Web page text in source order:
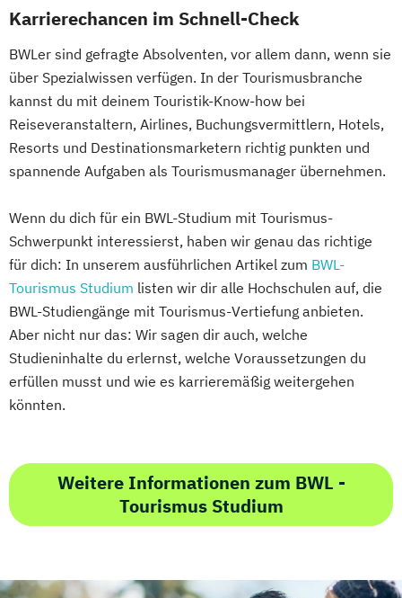
Karrierechancen im Schnell-Check
BWLer sind gefragte Absolventen, vor allem dann, wenn sie
über Spezialwissen verfügen. In der Tourismusbranche
kannst du mit deinem Touristik-Know-how bei
Reiseveranstaltern, Airlines, Buchungsvermittlern, Hotels,
Resorts und Destinationsmarketern richtig punkten und
spannende Aufgaben als Tourismusmanager übernehmen.
Wenn du dich für ein BWL-Studium mit Tourismus-
Schwerpunkt interessierst, haben wir genau das richtige
für dich: In unserem ausführlichen Artikel zum BWL-
Tourismus Studium listen wir dir alle Hochschulen auf, die
BWL-Studiengänge mit Tourismus-Vertiefung anbieten.
Aber nicht nur das: Wir sagen dir auch, welche
Studieninhalte du erlernst, welche Voraussetzungen du
erfüllen musst und wie es karrieremäßig weitergehen
könnten.
Weitere Informationen zum BWL -
Tourismus Studium